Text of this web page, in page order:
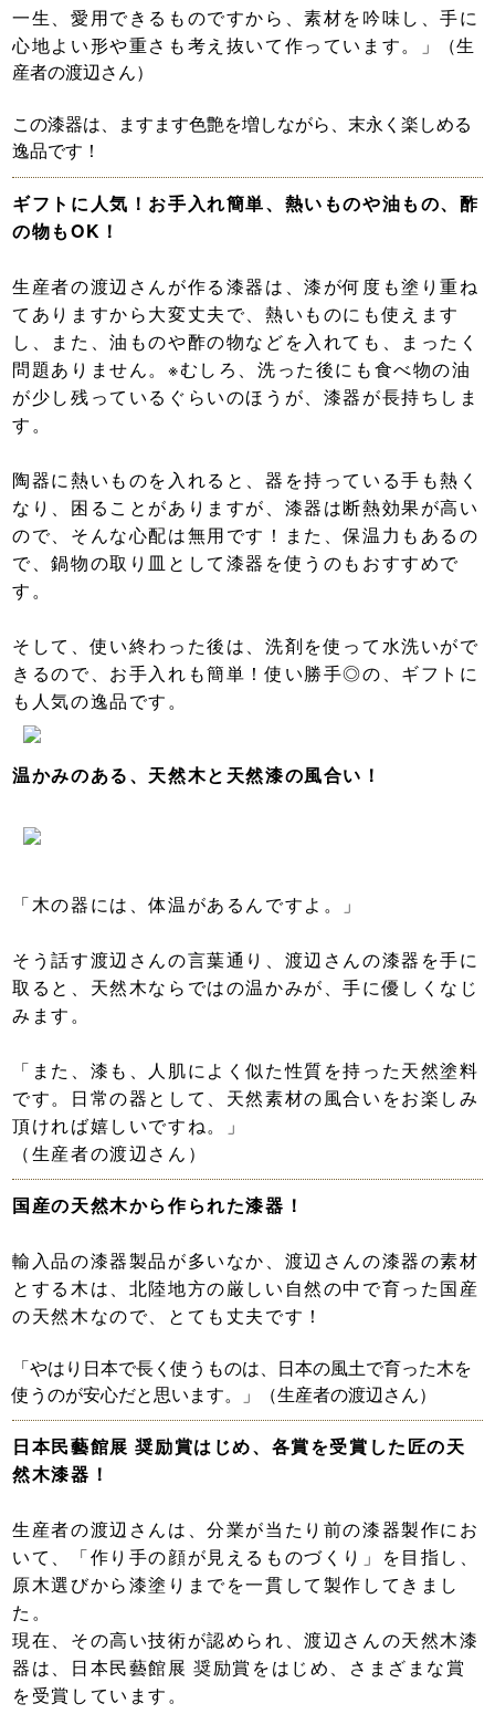
一生、愛用できるものですから、素材を吟味し、手に
心地よい形や重さも考え抜いて作っています。
」（生
産者の渡辺さん）
この漆器は、ますます色艶を増しながら、末永く楽しめる
逸品です！
ギフトに人気！お手入れ簡単、熱いものや油もの、酢
の物もOK！
生産者の渡辺さんが作る漆器は、漆が何度も塗り重ね
てありますから大変丈夫で、熱いものにも使えます
し、また、油ものや酢の物などを入れても、まったく
問題ありません。※むしろ、洗った後にも食べ物の油
が少し残っているぐらいのほうが、漆器が長持ちしま
す。
陶器に熱いものを入れると、器を持っている手も熱く
なり、困ることがありますが、漆器は断熱効果が高い
ので、そんな心配は無用です！また、保温力もあるの
で、鍋物の取り皿として漆器を使うのもおすすめで
す。
そして、使い終わった後は、洗剤を使って水洗いがで
きるので、お手入れも簡単！使い勝手◎の、ギフトに
も人気の逸品です。
温かみのある、天然木と天然漆の風合い！
「木の器には、体温があるんですよ。」
そう話す渡辺さんの言葉通り、渡辺さんの漆器を手に
取ると、天然木ならではの温かみが、手に優しくなじ
みます。
「また、漆も、人肌によく似た性質を持った天然塗料
です。日常の器として、天然素材の風合いをお楽しみ
頂ければ嬉しいですね。」
（生産者の渡辺さん）
国産の天然木から作られた漆器！
輸入品の漆器製品が多いなか、渡辺さんの漆器の素材
とする木は、北陸地方の厳しい自然の中で育った国産
の天然木なので、とても丈夫です！
「やはり日本で長く使うものは、日本の風土で育った木を
使うのが安心だと思います。」（生産者の渡辺さん）
日本民藝館展 奨励賞はじめ、各賞を受賞した匠の天
然木漆器！
生産者の渡辺さんは、分業が当たり前の漆器製作にお
いて、「作り手の顔が見えるものづくり」を目指し、
原木選びから漆塗りまでを一貫して製作してきまし
た。
現在、その高い技術が認められ、渡辺さんの天然木漆
器は、日本民藝館展 奨励賞をはじめ、さまざまな賞
を受賞しています。